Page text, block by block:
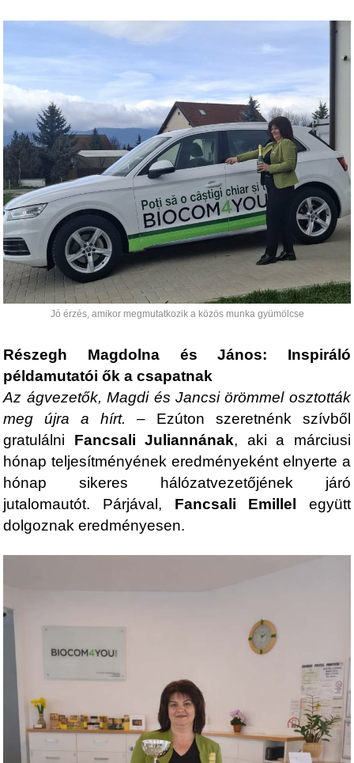
Jó érzés, amikor megmutatkozik a közös munka gyümölcse
Részegh Magdolna és János: Inspiráló
példamutatói ők a csapatnak
Az ágvezetők, Magdi és Jancsi örömmel osztották
meg újra a hírt. – Ezúton szeretnénk szívből
gratulálni Fancsali Juliannának, aki a márciusi
hónap teljesítményének eredményeként elnyerte a
hónap sikeres hálózatvezetőjének járó
jutalomautót. Párjával, Fancsali Emillel
együtt
dolgoznak eredményesen.